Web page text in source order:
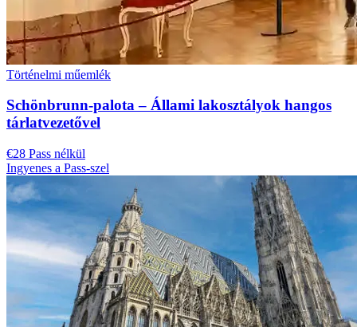
Történelmi műemlék
Schönbrunn-palota – Állami lakosztályok hangos
tárlatvezetővel
€28 Pass nélkül
Ingyenes a Pass-szel